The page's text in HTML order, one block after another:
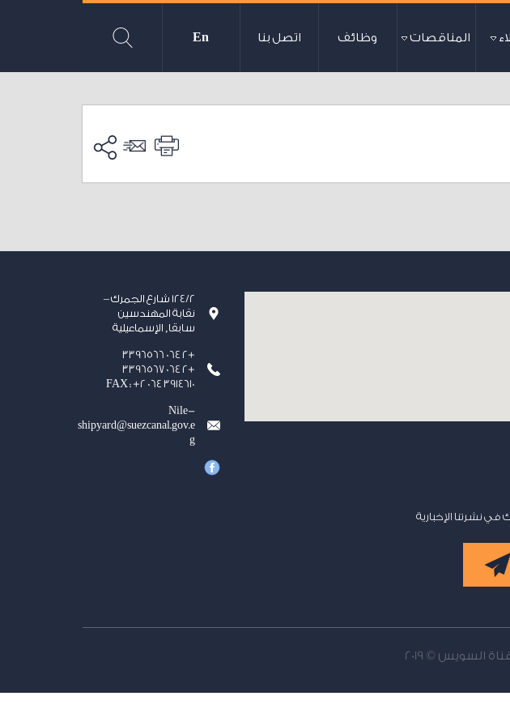
المناقصات وظائف اتصل بنا En
124/2 شارع الجمرك –
نقابة المهندسين
سابقا, الإسماعيلية
+2 064 3396566
+2 064 3396567
FAX : +2 064 3914610
Nile-
shipyard@suezcanal.gov.e
g
في نشرتنا الإخبارية
السويس © 2019